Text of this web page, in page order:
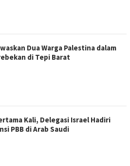
Dua Warga Palestina dalam
di Tepi Barat
Kali, Delegasi Israel Hadiri
PBB di Arab Saudi